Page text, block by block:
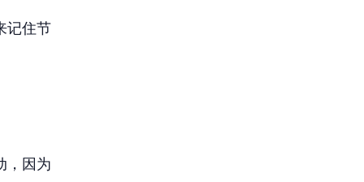
记住节
，因为